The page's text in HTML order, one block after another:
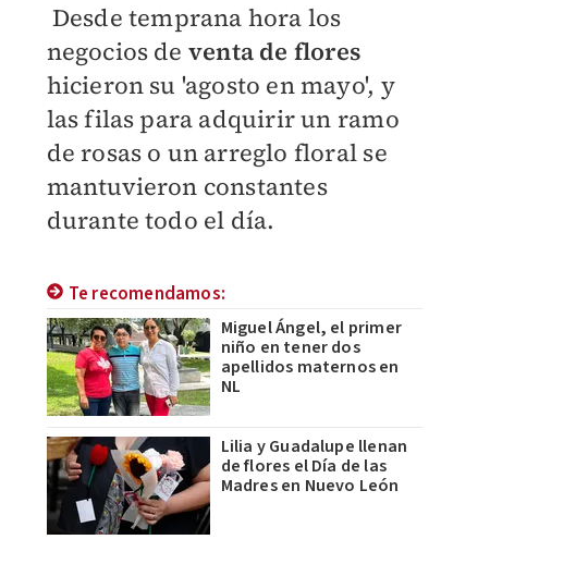
Desde temprana hora los
negocios de venta de flores
hicieron su 'agosto en mayo', y
las filas para adquirir un ramo
de rosas o un arreglo floral se
mantuvieron constantes
durante todo el día.
Te recomendamos:
Miguel Ángel, el primer
niño en tener dos
apellidos maternos en
NL
Lilia y Guadalupe llenan
de flores el Día de las
Madres en Nuevo León